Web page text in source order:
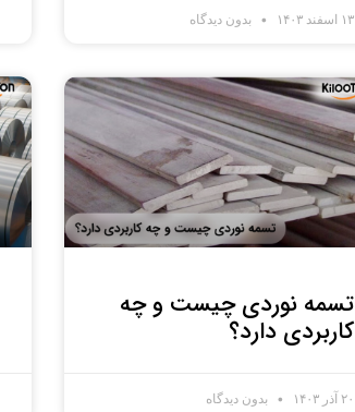
۱۳ اسفند ۱۴۰۳ بدون دیدگاه
تسمه نوردی چیست و چه
کاربردی دارد؟
۲۰ آذر ۱۴۰۳ بدون دیدگاه